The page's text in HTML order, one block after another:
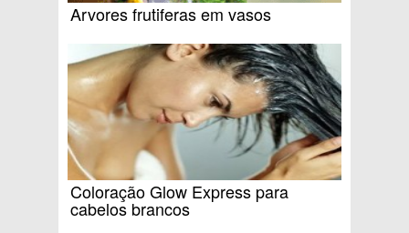
Arvores frutiferas em vasos
Coloração Glow Express para
cabelos brancos